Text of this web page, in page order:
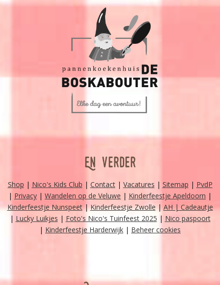
En verder
Shop | Nico's Kids Club | Contact| Vacatures | Sitemap | PvdP
| Privacy | Wandelen op de Veluwe | Kinderfeestje Apeldoorn |
Kinderfeestje Nunspeet|Kinderfeestje Zwolle| AH | Cadeautje
| Lucky Luikjes | Foto's Nico's Tuinfeest 2025 | Nico paspoort
| Kinderfeestje Harderwijk | Beheer cookies